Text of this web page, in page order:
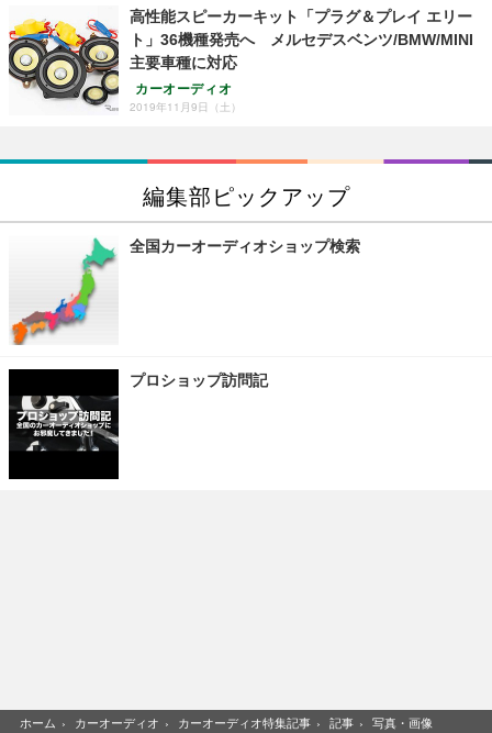
高性能スピーカーキット「プラグ＆プレイ エリー
ト」36機種発売へ メルセデスベンツ/BMW/MINI
主要車種に対応
カーオーディオ
2019年11月9日（土）
編集部ピックアップ
全国カーオーディオショップ検索
プロショップ訪問記
ホーム › カーオーディオ › カーオーディオ特集記事 › 記事 › 写真・画像